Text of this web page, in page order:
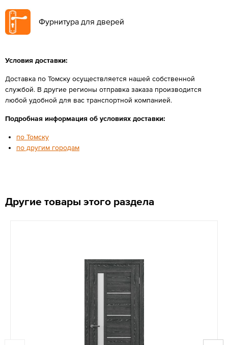
Фурнитура для дверей
Условия доставки:
Доставка по Томску осуществляется нашей собственной
службой. В другие регионы отправка заказа производится
любой удобной для вас транспортной компанией.
Подробная информация об условиях доставки:
по Томску
по другим городам
Другие товары этого раздела